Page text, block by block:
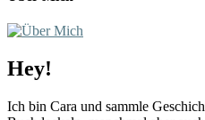
Hey!
Ich bin Cara und sammle